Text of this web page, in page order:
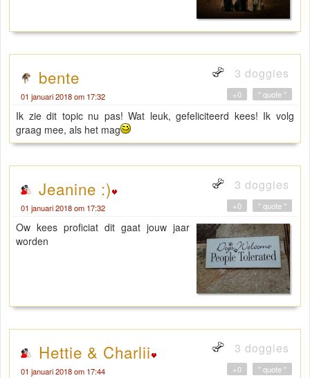
bente 3 doggies
01 januari 2018 om 17:32 " quote "
+0
Ik zie dit topic nu pas! Wat leuk, gefeliciteerd kees! Ik volg
graag mee, als het mag
Jeanine :) 3 doggies
01 januari 2018 om 17:32 " quote "
+0
Ow kees proficiat dit gaat jouw jaar
worden
Hettie & Charlii 3 doggies
01 januari 2018 om 17:44 " quote "
+0